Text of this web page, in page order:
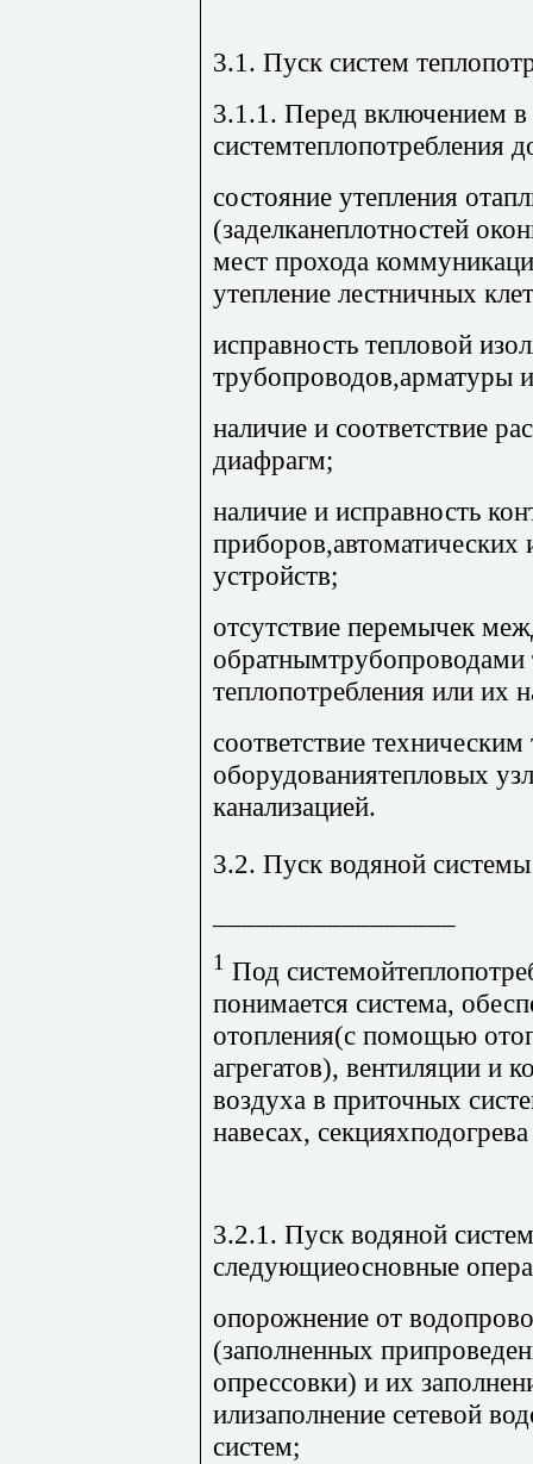
3.1. Пуск систем
3.1.1. Перед включением в
системтеплопотребления
состояние утепления
(заделканеплотностей
мест прохода
утепление лестничных
исправность тепловой
трубопроводов,арматуры
наличие и соответствие
диафрагм;
наличие и исправность
приборов,автоматических
устройств;
отсутствие перемычек
обратнымтрубопроводами
теплопотребления или их
соответствие
оборудованиятепловых
канализацией.
3.2. Пуск водяной
1 Под
понимается система,
отопления(с помощью
агрегатов), вентиляции и
воздуха в приточных
навесах,
3.2.1. Пуск водяной
следующиеосновные
опорожнение от
(заполненных
опрессовки) и их
илизаполнение сетевой
систем;